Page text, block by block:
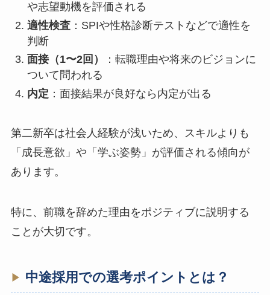
や志望動機を評価される
適性検査：SPIや性格診断テストなどで適性を
判断
面接（1〜2回）
：転職理由や将来のビジョンに
ついて問われる
内定 ：面接結果が良好なら内定が出る
第二新卒は社会人経験が浅いため、スキルよりも
「成長意欲」や「学ぶ姿勢」が評価される傾向が
あります。
特に、前職を辞めた理由をポジティブに説明する
ことが大切です。
中途採用での選考ポイントとは？